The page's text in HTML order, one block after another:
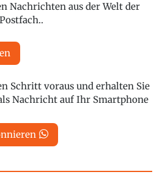
Nachrichten aus der Welt der
Schritt voraus und erhalten Sie
Nachricht auf Ihr Smartphone